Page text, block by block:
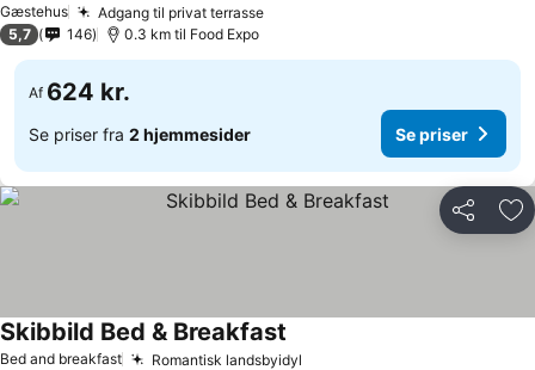
Gæstehus Adgang til privat terrasse
5,7 146 0.3 km til Food Expo
Af 624 kr.
Se priser fra 2 hjemmesider Se priser
Del
Bed and breakfast Romantisk landsbyidyl
Skibbild Bed & Breakfast